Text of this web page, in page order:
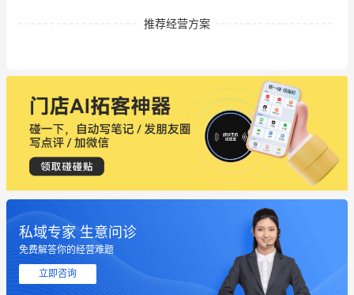
推荐经营方案
私域专家 生意问诊
免费解答你的经营难题
立即咨询这个营销策划案例推荐大家看一下